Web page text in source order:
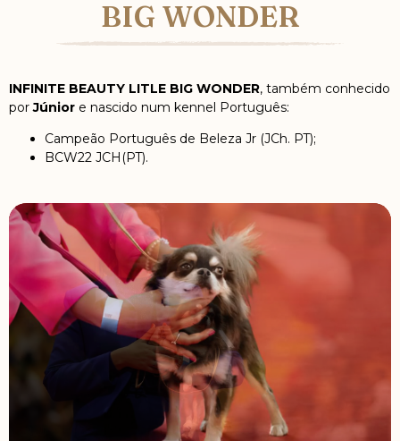
BIG WONDER
INFINITE BEAUTY LITLE BIG WONDER, também conhecido
porJúnior e nascido num kennel Português:
Campeão Português de Beleza Jr (JCh. PT);
BCW22 JCH(PT).